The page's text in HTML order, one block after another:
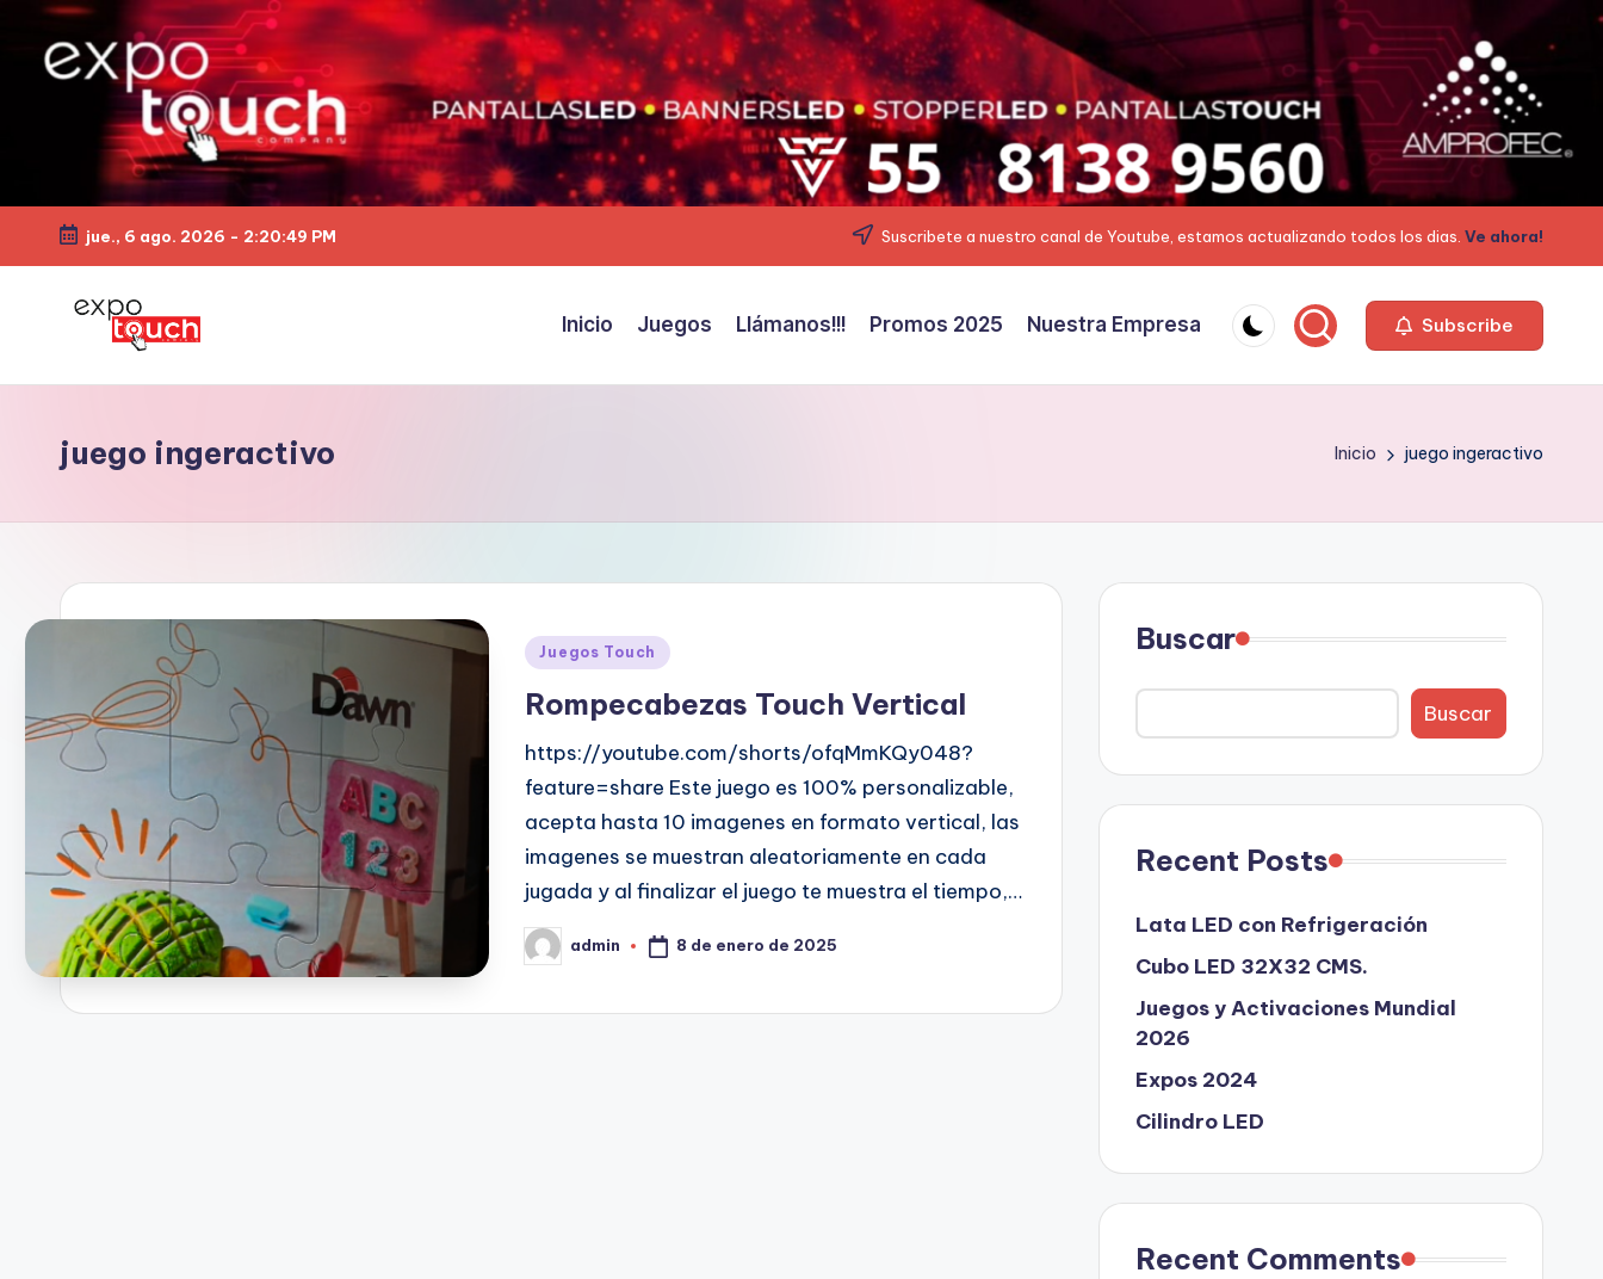
jue., 6 ago. 2026 - 2:20:50 PM Suscribete a nuestro canal de Youtube, estamos actualizando todos los dias. Ve ahora!
Inicio Juegos Llámanos!!! Promos 2025 Nuestra Empresa Subscribe
juego ingeractivo Inicio juego ingeractivo
Juegos Touch
Rompecabezas Touch Vertical
https://youtube.com/shorts/ofqMmKQy048?
feature=share Este juego es 100% personalizable,
acepta hasta 10 imagenes en formato vertical, las
imagenes se muestran aleatoriamente en cada
jugada y al finalizar el juego te muestra el tiempo,…
admin 8 de enero de 2025
Buscar
Buscar
Recent Posts
Lata LED con Refrigeración
Cubo LED 32X32 CMS.
Juegos y Activaciones Mundial
2026
Expos 2024
Cilindro LED
Recent Comments